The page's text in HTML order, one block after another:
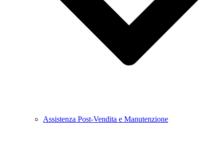
Assistenza Post-Vendita e Manutenzione